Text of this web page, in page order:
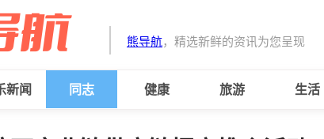
熊导航，精选新鲜的资讯为您呈现
新闻 同志 健康 旅游 生活